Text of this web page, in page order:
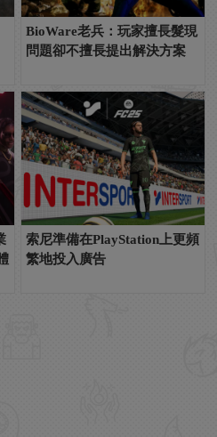
BioWare老兵：玩家擅長髮現
問題卻不擅長提出解決方案
索尼準備在PlayStation上更頻
繁地投入廣告